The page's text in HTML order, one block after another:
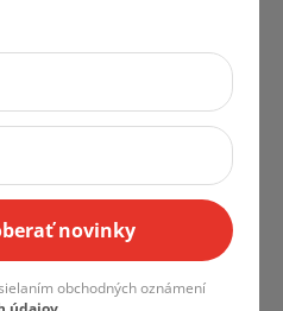
novinky
obchodných oznámení